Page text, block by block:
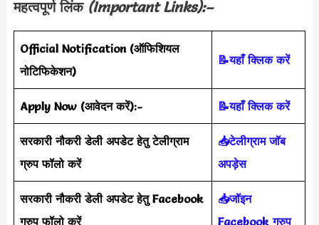
महत्वपूर्ण लिंक (Important Links):–
Official Notification(ऑफिशियल
नोटिफिकेशन)
📝यहाँ क्लिक करें
Apply Now (आवेदन करें):- 📝यहाँ क्लिक करें
सरकारी नौकरी डेली अपडेट हेतु टेलीग्राम
ग्रुप फॉलो करें
📥टेलीग्राम जॉब
अपड़ेस
सरकारी नौकरी डेली अपडेट हेतु Facebook
ग्रुप फॉलो करें
📥जॉइन
Facebook ग्रुप